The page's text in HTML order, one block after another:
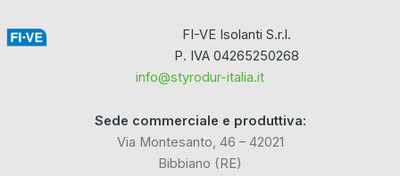
FI-VE Isolanti S.r.l.
P. IVA 04265250268
info@styrodur-italia.it
Sede commerciale e produttiva:
Via Montesanto, 46 – 42021
Bibbiano (RE)